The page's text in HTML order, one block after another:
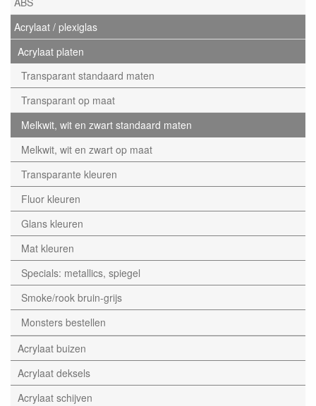
Acrylaat / plexiglas
Acrylaat platen
Transparant standaard maten
Transparant op maat
Melkwit, wit en zwart standaard maten
Melkwit, wit en zwart op maat
Transparante kleuren
Fluor kleuren
Glans kleuren
Mat kleuren
Specials: metallics, spiegel
Smoke/rook bruin-grijs
Monsters bestellen
Acrylaat buizen
Acrylaat deksels
Acrylaat schijven